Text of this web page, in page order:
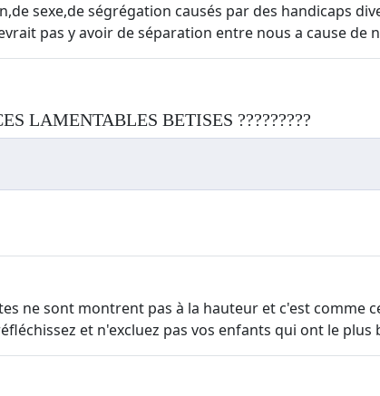
sexe,de ségrégation causés par des handicaps
pas y avoir de séparation entre nous a cause de
LAMENTABLES BETISES ?????????
ne sont montrent pas à la hauteur et c'est comme
et n'excluez pas vos enfants qui ont le